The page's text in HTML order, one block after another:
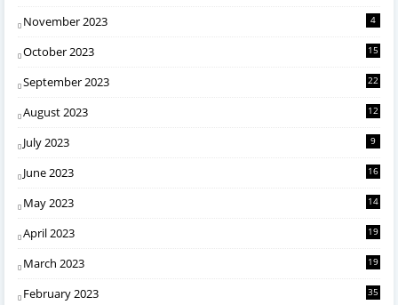
November 2023 4
October 2023 15
September 2023 22
August 2023 12
July 2023 9
June 2023 16
May 2023 14
April 2023 19
March 2023 19
February 2023 35